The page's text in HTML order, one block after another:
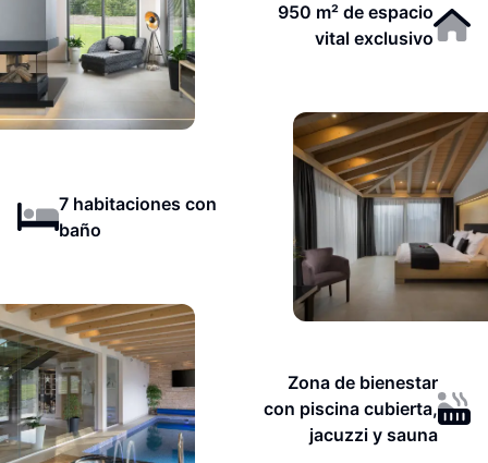
950 m² de espacio
vital exclusivo
7 habitaciones con
baño
Zona de bienestar
con piscina cubierta,
jacuzzi y sauna